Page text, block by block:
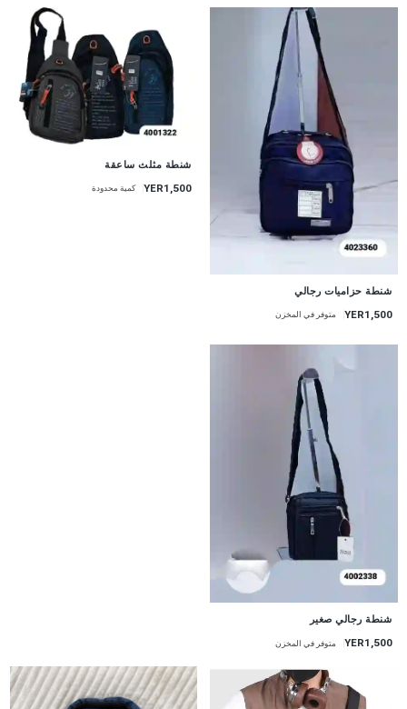
شنطة حزاميات رجالي
YER1,500 متوفر في المخزن
شنطة مثلث ساعقة
YER1,500 كمية محدودة
شنطة رجالي صغير
YER1,500 متوفر في المخزن